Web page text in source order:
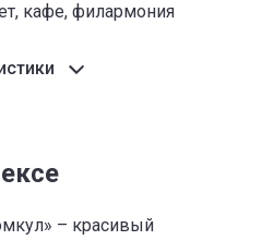
кафе, филармония
– красивый